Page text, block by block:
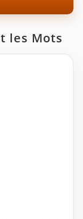
les Mots